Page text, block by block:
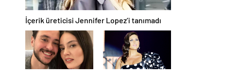
İçerik üreticisi Jennifer Lopez’i tanımadı